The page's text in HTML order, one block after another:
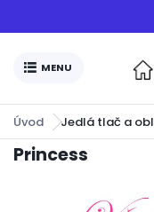
Úvod Jedlá tlač a
Princess